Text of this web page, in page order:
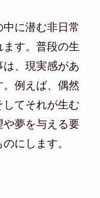
に潜む非日常
す。普段の生
、現実感があ
。例えば、偶然
てそれが生む
夢を与える要
にします。